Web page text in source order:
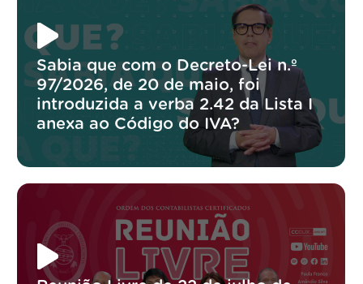
Sabia que com o Decreto-Lei n.º
97/2026, de 20 de maio, foi
introduzida a verba 2.42 da Lista I
anexa ao Código do IVA?